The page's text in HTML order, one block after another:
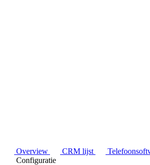
Overview CRM lijst
Configuratie